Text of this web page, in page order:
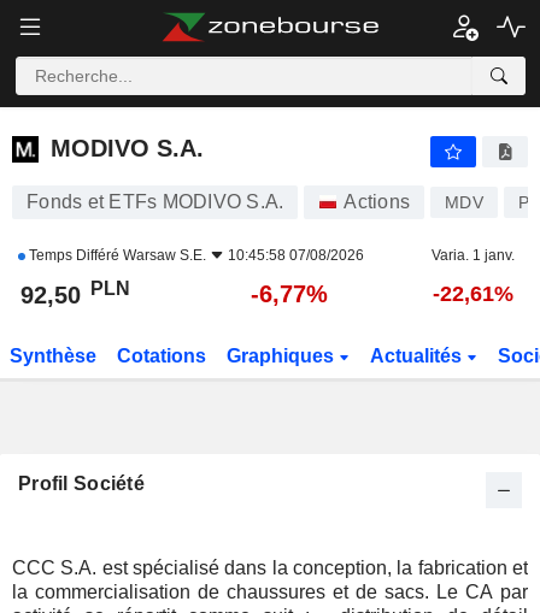
MODIVO S.A.
MODIVO S.A.
Fonds et ETFs MODIVO S.A. Actions MDV
Temps Différé Warsaw S.E. 10:45:58 07/08/2026 Varia. 1 janv.
92,50 PLN -6,77% -22,61%
Synthèse Cotations Graphiques Actualités
Profil Société
CCC S.A. est spécialisé dans la conception, la fabrication et
la commercialisation de chaussures et de sacs. Le CA par